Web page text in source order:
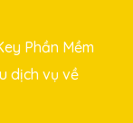
Phần Mềm
dịch vụ về